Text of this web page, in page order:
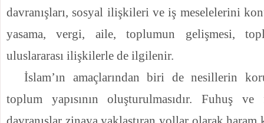
davranışları, sosyal ilişkileri ve iş meselelerini
yasama, vergi, aile, toplumun gelişmesi,
uluslararası ilişkilerle de ilgilenir.
İslam’ın amaçlarından biri de nesillerin
toplum yapısının oluşturulmasıdır. Fuhuş